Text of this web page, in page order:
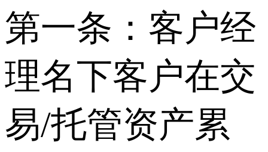
第一条：客户经
理名下客户在交
易/托管资产累